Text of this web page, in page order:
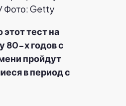
Фото: Getty
тест на
80-х годов с
пройдут
в период с